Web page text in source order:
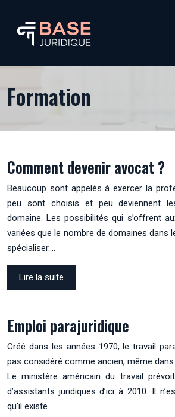
Formation
Comment devenir avocat ?
Beaucoup sont appelés à exercer la
peu sont choisis et peu deviennent
domaine. Les possibilités qui s’offrent
variées que le nombre de domaines dans
spécialiser….
Lire la suite
Emploi parajuridique
Créé dans les années 1970, le travail
pas considéré comme ancien, même dans
Le ministère américain du travail
d’assistants juridiques d’ici à 2010. Il
qu’il existe…